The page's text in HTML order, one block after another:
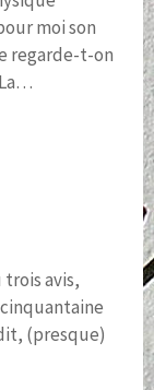
moi son
regarde-t-on
avis,
(presque)